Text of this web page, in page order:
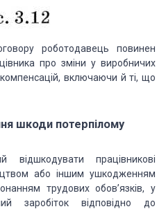
роботодавець повинен
про зміни у виробничих
включаючи й ті, що
шкоди потерпілому
відшкодувати працівникові
або іншим ушкодженням
трудових обов’язків, у
заробіток відповідно до